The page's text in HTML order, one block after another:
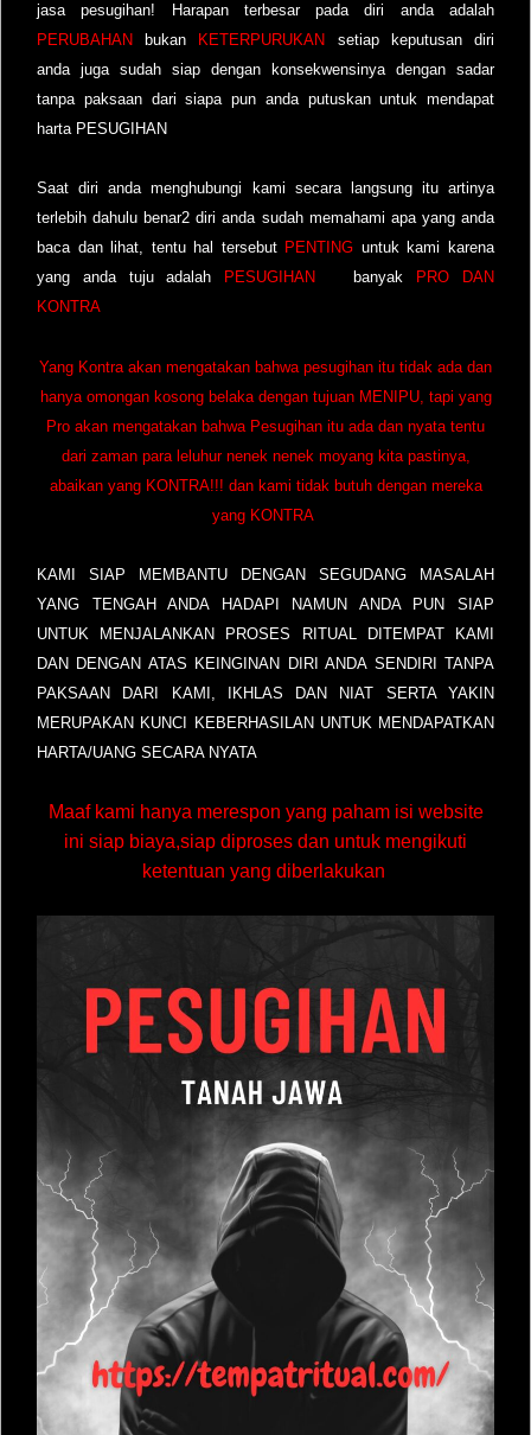
jasa pesugihan! Harapan terbesar pada diri anda adalah
PERUBAHAN bukan KETERPURUKAN setiap keputusan diri
anda juga sudah siap dengan konsekwensinya dengan sadar
tanpa paksaan dari siapa pun anda putuskan untuk mendapat
harta PESUGIHAN
Saat diri anda menghubungi kami secara langsung itu artinya
terlebih dahulu benar2 diri anda sudah memahami apa yang anda
baca dan lihat, tentu hal tersebut PENTING untuk kami karena
yang anda tuju adalah
PESUGIHAN banyak
PRO DAN
KONTRA
Yang Kontra akan mengatakan bahwa pesugihan itu tidak ada dan
hanya omongan kosong belaka dengan tujuan MENIPU, tapi yang
Pro akan mengatakan bahwa Pesugihan itu ada dan nyata tentu
dari zaman para leluhur nenek nenek moyang kita pastinya,
abaikan yang KONTRA!!! dan kami tidak butuh dengan mereka
yang KONTRA
KAMI SIAP MEMBANTU DENGAN SEGUDANG MASALAH
YANG TENGAH ANDA HADAPI NAMUN ANDA PUN SIAP
UNTUK MENJALANKAN PROSES RITUAL DITEMPAT KAMI
DAN DENGAN ATAS KEINGINAN DIRI ANDA SENDIRI TANPA
PAKSAAN DARI KAMI, IKHLAS DAN NIAT SERTA YAKIN
MERUPAKAN KUNCI KEBERHASILAN UNTUK MENDAPATKAN
HARTA/UANG SECARA NYATA
Maaf kami hanya merespon yang paham isi website
ini siap biaya,siap diproses dan untuk mengikuti
ketentuan yang diberlakukan